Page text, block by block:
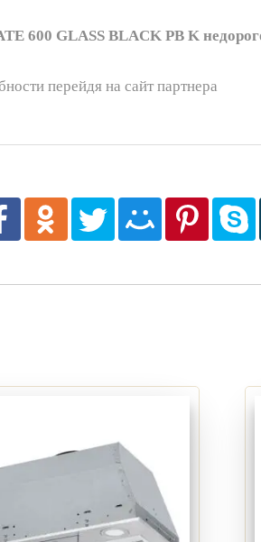
600 GLASS BLACK PB K
перейдя на сайт партнера